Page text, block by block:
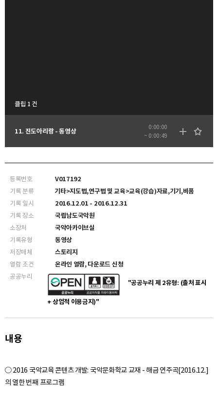
클립 1 건
11. 진도아리랑 - 동영상
0:00:00
~ 0:00:49
등록번호
V017192
기록 분류
기타>지도법,연구법 및 교육>교육(강습)자료,기기,비품
기록 일시
2016.12.01 - 2016.12.31
기록 장소
국립남도국악원
소장처
국악아카이브실
기록유형
동영상
저장매체
스토리지
열람 조건
온라인 열람, 다운로드 신청
공공누리
"공공누리 제 2유형: (출처 표시
+ 상업적 이용금지)"
내용
○ 2016 국악교육 콘텐츠 개발: 국악문화학교 교재 - 해금 연주곡[2016.12.]